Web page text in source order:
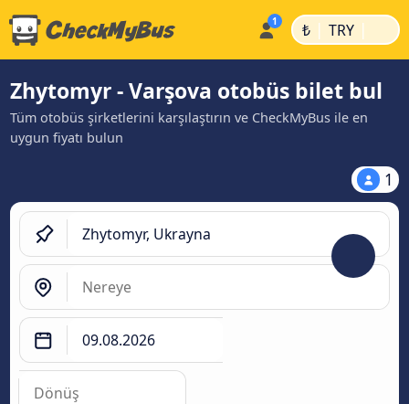
₺ | TRY |
Zhytomyr - Varşova otobüs bilet bul
Tüm otobüs şirketlerini karşılaştırın ve CheckMyBus ile en
uygun fiyatı bulun
1